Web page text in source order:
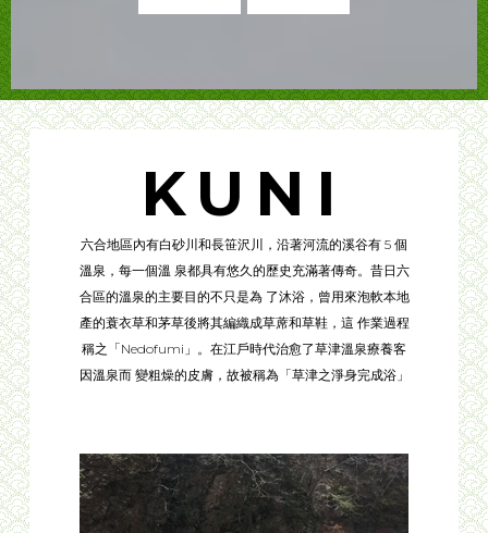
KUNI
六合地區內有白砂川和長笹沢川，沿著河流的溪谷有 5 個
溫泉，每一個溫 泉都具有悠久的歷史充滿著傳奇。昔日六
合區的溫泉的主要目的不只是為 了沐浴，曾用來泡軟本地
產的蓑衣草和茅草後將其編織成草蓆和草鞋，這 作業過程
稱之「Nedofumi」。在江戶時代治愈了草津溫泉療養客
因溫泉而 變粗燥的皮膚，故被稱為「草津之淨身完成浴」